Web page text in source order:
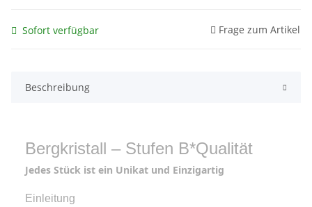
Sofort verfügbar Frage zum Artikel
Beschreibung
Bergkristall – Stufen B*Qualität
Jedes Stück ist ein Unikat und Einzigartig
Einleitung